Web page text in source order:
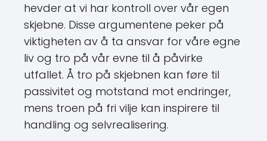
hevder at vi har kontroll over vår egen
skjebne. Disse argumentene peker på
viktigheten av å ta ansvar for våre egne
liv og tro på vår evne til å påvirke
utfallet. Å tro på skjebnen kan føre til
passivitet og motstand mot endringer,
mens troen på fri vilje kan inspirere til
handling og selvrealisering.